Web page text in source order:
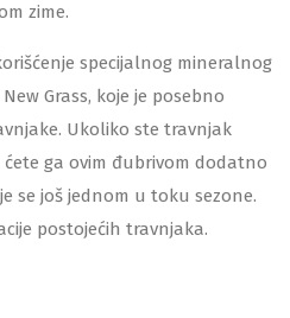
zime.
specijalnog mineralnog
Grass, koje je posebno
Ukoliko ste travnjak
ga ovim đubrivom dodatno
se još jednom u toku sezone.
postojećih travnjaka.